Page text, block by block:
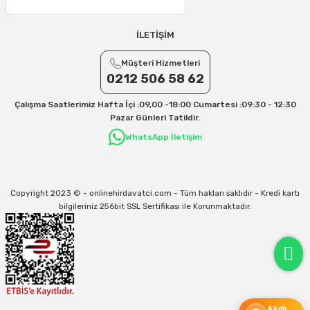
Yurtiçi Kargo için 30 Desi sonrası her +1 Desi: 13 TL
Aras Kargo için 30 Desi sonrası her +1 Desi: 17 TL
Kargo ve teslimat süreçleriyle ilgili tüm sorularınız için bizimle iletişime
31/12/2026 Tarihine Kadar Geçerlidir
İLETİŞİM
Müşteri Hizmetleri
0212 506 58 62
Çalışma Saatlerimiz Hafta İçi :09,00 -18:00 Cumartesi :09:30 - 12:30
Pazar Günleri Tatildir.
WhatsApp İletişim
Copyright 2023 © - onlinehirdavatci.com - Tüm hakları saklıdır - Kredi kartı
bilgileriniz 256bit SSL Sertifikası ile Korunmaktadır.